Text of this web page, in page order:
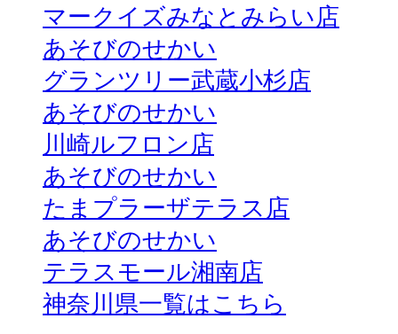
マークイズみなとみらい店
あそびのせかい
グランツリー武蔵小杉店
あそびのせかい
川崎ルフロン店
あそびのせかい
たまプラーザテラス店
あそびのせかい
テラスモール湘南店
神奈川県一覧はこちら